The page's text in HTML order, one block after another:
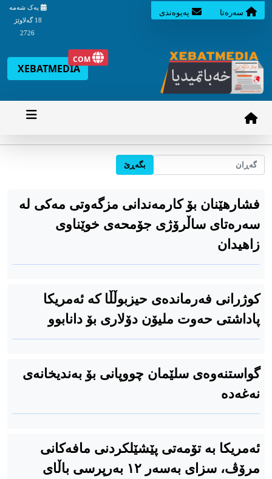
سه‌ره‌تا په‌یوه‌ندی
یه‌ک شه‌مه‌
18 گه‌لاوێژ
2726
XEBATMEDIA
COM
بگه‌ڕێ
فشارهێنان بۆ کارمەندانی مزگەوتی مەکی لە
سەرەتای ساڵرۆژی جۆمحەی خوێناوی
زاهیدان
كوژرانی فەرماندەی حیزبوڵڵا کە ئەمریکا
پاداشتی حەوت ملیۆن دۆلاری بۆ دانابوو
گواستنەوەی سلێمان چووپانی بۆ بەندیخانەی
نەغەدە
ئەمریکا بە تۆمەتی پێشێلکردنی مافەکانی
مرۆڤ، سزای بەسەر ١٢ بەرپرسی باڵای